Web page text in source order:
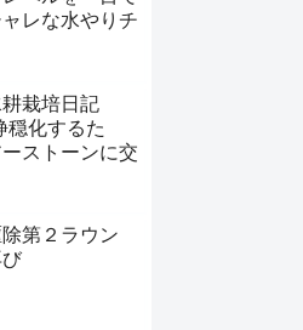
レな水やりチ
耕栽培日記
穏化するた
ストーンに交
第２ラウン